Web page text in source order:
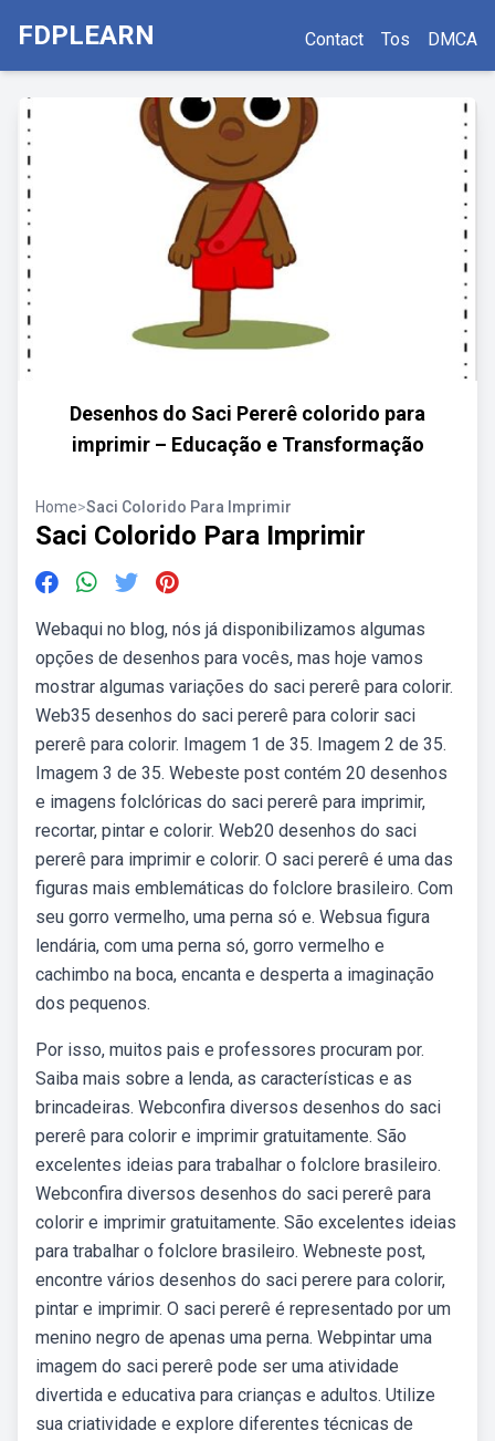
FDPLEARN Contact Tos DMCA
Desenhos do Saci Pererê colorido para
imprimir – Educação e Transformação
Home>Saci Colorido Para Imprimir
Saci Colorido Para Imprimir
Webaqui no blog, nós já disponibilizamos algumas
opções de desenhos para vocês, mas hoje vamos
mostrar algumas variações do saci pererê para colorir.
Web35 desenhos do saci pererê para colorir saci
pererê para colorir. Imagem 1 de 35. Imagem 2 de 35.
Imagem 3 de 35. Webeste post contém 20 desenhos
e imagens folclóricas do saci pererê para imprimir,
recortar, pintar e colorir. Web20 desenhos do saci
pererê para imprimir e colorir. O saci pererê é uma das
figuras mais emblemáticas do folclore brasileiro. Com
seu gorro vermelho, uma perna só e. Websua figura
lendária, com uma perna só, gorro vermelho e
cachimbo na boca, encanta e desperta a imaginação
dos pequenos.
Por isso, muitos pais e professores procuram por.
Saiba mais sobre a lenda, as características e as
brincadeiras. Webconfira diversos desenhos do saci
pererê para colorir e imprimir gratuitamente. São
excelentes ideias para trabalhar o folclore brasileiro.
Webconfira diversos desenhos do saci pererê para
colorir e imprimir gratuitamente. São excelentes ideias
para trabalhar o folclore brasileiro. Webneste post,
encontre vários desenhos do saci perere para colorir,
pintar e imprimir. O saci pererê é representado por um
menino negro de apenas uma perna. Webpintar uma
imagem do saci pererê pode ser uma atividade
divertida e educativa para crianças e adultos. Utilize
sua criatividade e explore diferentes técnicas de